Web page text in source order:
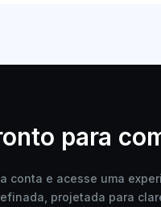
para
conta e acesse uma
projetada para